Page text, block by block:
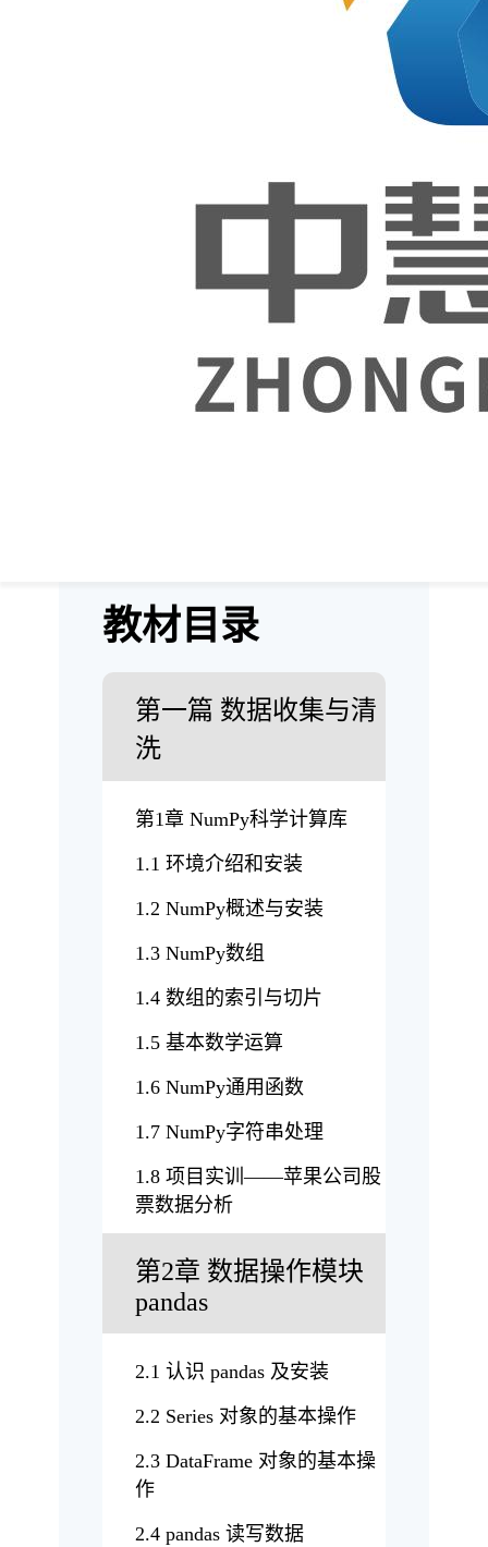
暂
本书以《Python 程序开发职业技
主要由数据收集与清洗、数据可
视化与数据分析、人工智能应用
3个部分组成，涵盖了NumPy、
pandas、数据处理、数据可视
化、机器学习深度学习和推荐系
统等相关知识。
教材目录
第一篇 数据收集与清
洗
第1章 NumPy科学计算库
1.1 环境介绍和安装
1.2 NumPy概述与安装
1.3 NumPy数组
1.4 数组的索引与切片
1.5 基本数学运算
1.6 NumPy通用函数
1.7 NumPy字符串处理
1.8 项目实训——苹果公司股
票数据分析
第2章 数据操作模块
pandas
2.1 认识 pandas 及安装
2.2 Series 对象的基本操作
2.3 DataFrame 对象的基本操
作
2.4 pandas 读写数据